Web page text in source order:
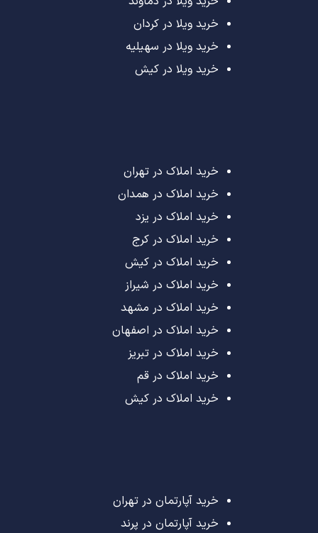
خرید ویلا در کردان
خرید ویلا در سهیلیه
خرید ویلا در کیش
خرید املاک در تهران
خرید املاک در همدان
خرید املاک در یزد
خرید املاک در کرج
خرید املاک در کیش
خرید املاک در شیراز
خرید املاک در مشهد
خرید املاک در اصفهان
خرید املاک در تبریز
خرید املاک در قم
خرید املاک در کیش
خرید آپارتمان در تهران
خرید آپارتمان در پرند